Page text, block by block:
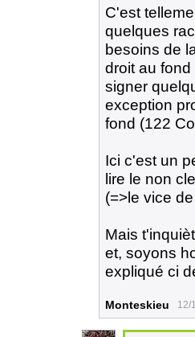
C'est
quelques
besoins de
droit au
signer
exception
fond (122
Ici c'est un
lire le non
(=>le vice
Mais
et, soyons
expliqué ci
Monteskieu 12/